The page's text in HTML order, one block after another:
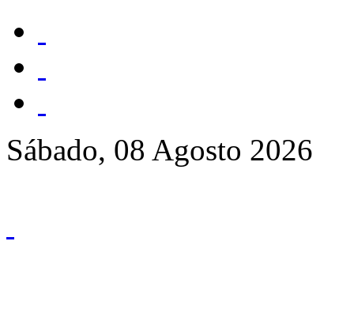
Sábado, 08 Agosto 2026